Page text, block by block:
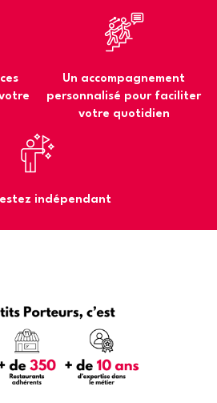
Un accompagnement
personnalisé pour faciliter
votre quotidien
indépendant